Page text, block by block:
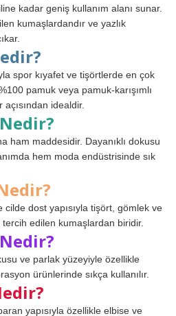
kadar geniş kullanım alanı sunar.
kumaşlardandır ve yazlık
spor kıyafet ve tişörtlerde en çok
pamuk veya pamuk-karışımlı
idealdir.
ham maddesidir. Dayanıklı dokusu
hem moda endüstrisinde sık
dost yapısıyla tişört, gömlek ve
edilen kumaşlardan biridir.
ve parlak yüzeyiyle özellikle
ürünlerinde sıkça kullanılır.
yapısıyla özellikle elbise ve